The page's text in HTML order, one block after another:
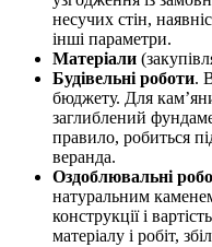
несучих стін,
інші параметри.
Матеріали
Будівельні роботи.
бюджету. Для
заглиблений
правило, робиться
веранда.
Оздоблювальні
натуральним
конструкції і
матеріалу і робіт,